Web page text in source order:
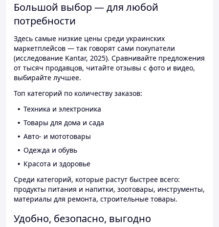
Большой выбор — для любой
потребности
Здесь самые низкие цены среди украинских
маркетплейсов — так говорят сами покупатели
(исследование Kantar, 2025). Сравнивайте предложения
от тысяч продавцов, читайте отзывы с фото и видео,
выбирайте лучшее.
Топ категорий по количеству заказов:
Техника и электроника
Товары для дома и сада
Авто- и мототовары
Одежда и обувь
Красота и здоровье
Среди категорий, которые растут быстрее всего:
продукты питания и напитки, зоотовары, инструменты,
материалы для ремонта, строительные товары.
Удобно, безопасно, выгодно